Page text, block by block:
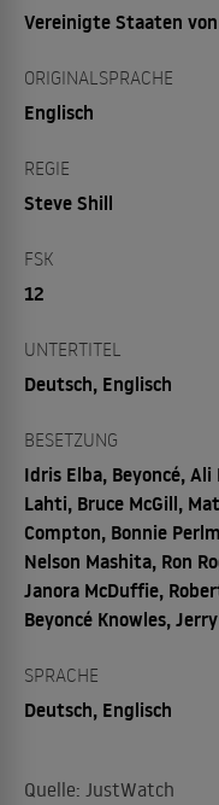
Vereinigte Staaten
ORIGINALSPRACHE
Englisch
REGIE
Steve Shill
FSK
12
UNTERTITEL
Deutsch, Englisch
BESETZUNG
Idris Elba, Beyoncé,
Lahti, Bruce McGill,
Compton, Bonnie
Nelson Mashita, Ron
Janora McDuffie,
Beyoncé Knowles,
SPRACHE
Deutsch, Englisch
Quelle: JustWatch